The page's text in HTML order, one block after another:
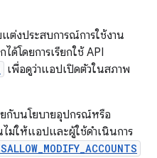
ต่งประสบการณ์การใช้งาน
ด้โดยการเรียกใช้ API
เพื่อดูว่าแอปเปิดตัวในสภาพ
ยกับนโยบายอุปกรณ์หรือ
ม่ให้แอปและผู้ใช้ดำเนินการ